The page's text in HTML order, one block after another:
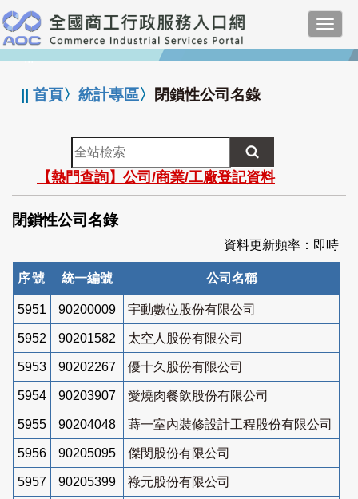
跳
到
主
要
:::
||首頁〉統計專區〉 閉鎖性公司名錄
全
站
檢
索
【熱門查詢】公司/商業/工廠登記資料
閉鎖性公司名錄
資料更新頻率：即時
序號 統一編號 公司名稱
5951 90200009 宇動數位股份有限公司
5952 90201582 太空人股份有限公司
5953 90202267 優十久股份有限公司
5954 90203907 愛燒肉餐飲股份有限公司
5955 90204048 蒔一室內裝修設計工程股份有限公司
5956 90205095 傑閔股份有限公司
5957 90205399 祿元股份有限公司